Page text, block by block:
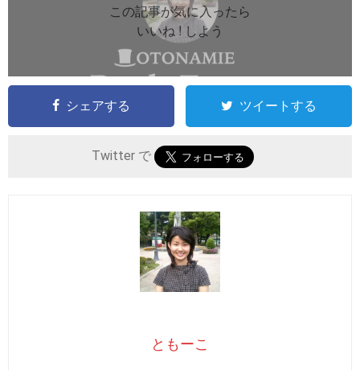
この記事が気に入ったら
いいね ! しよう
シェアする ツイートする
Twitter で
ともーこ